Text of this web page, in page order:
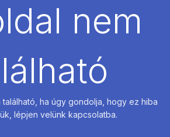
nem
ha úgy gondolja, hogy ez hiba
lépjen velünk kapcsolatba.